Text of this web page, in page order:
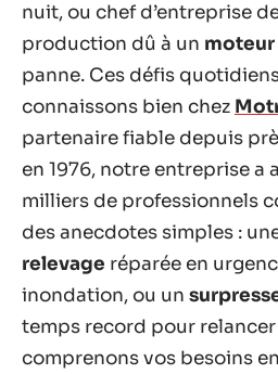
nuit, ou chef d’entreprise
production dû à un
panne. Ces défis
connaissons bien chez
partenaire fiable depuis
en 1976, notre entreprise a
milliers de professionnels
des anecdotes simples :
relevage réparée en
inondation, ou un
temps record pour
comprenons vos besoins en